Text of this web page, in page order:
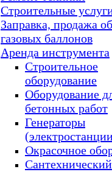
Строительные
Заправка, продажа
газовых баллонов
Аренда инструмента
Строительное
оборудование
Оборудование
бетонных работ
Генераторы
Окрасочное
Сантехнический